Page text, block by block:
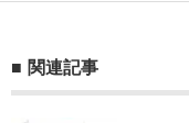
関連記事